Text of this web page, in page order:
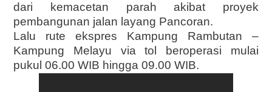
dari kemacetan parah akibat proyek
pembangunan jalan layang Pancoran.
Lalu rute ekspres Kampung Rambutan –
Kampung Melayu via tol beroperasi mulai
pukul 06.00 WIB hingga 09.00 WIB.